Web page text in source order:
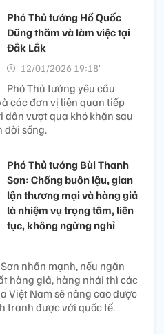
Phó Thủ tướng Hồ Quốc
Dũng thăm và làm việc tại
Đắk Lắk
12/01/2026 19:18’
Phó Thủ tướng yêu cầu
các đơn vị liên quan tiếp
dân vượt qua khó khăn sau
đời sống.
Phó Thủ tướng Bùi Thanh
Sơn: Chống buôn lậu, gian
lận thương mại và hàng giả
là nhiệm vụ trọng tâm, liên
tục, không ngừng nghỉ
nhấn mạnh, nếu ngăn
hàng giả, hàng nhái thì các
Việt Nam sẽ nâng cao được
tranh được với quốc tế.